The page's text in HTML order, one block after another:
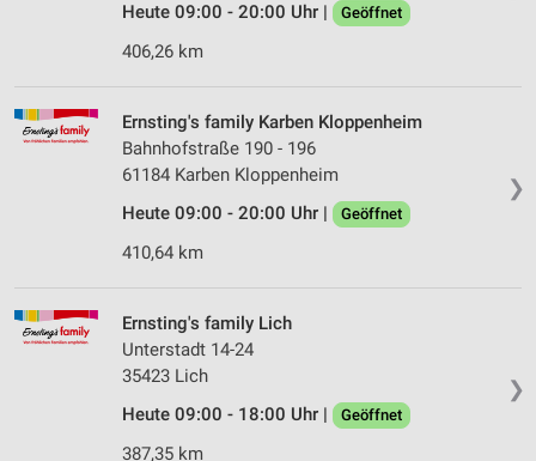
Heute 09:00 - 20:00 Uhr |
Geöffnet
406,26 km
❯
Ernsting's family Karben Kloppenheim
Bahnhofstraße 190 - 196
61184 Karben Kloppenheim
Heute 09:00 - 20:00 Uhr |
Geöffnet
410,64 km
❯
Ernsting's family Lich
Unterstadt 14-24
35423 Lich
Heute 09:00 - 18:00 Uhr |
Geöffnet
387,35 km